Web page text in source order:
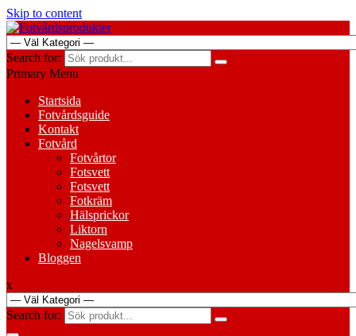
Skip to content
Search for:
Primary Menu
Startsida
Fotvårdsguide
Kontakt
Fotvård
Fotvårtor
Fotsvett
Fotsvett
Fotkräm
Hälsprickor
Liktorn
Nagelsvamp
Bloggen
x
Search for: